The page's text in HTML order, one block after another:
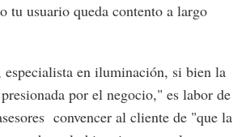
tu usuario queda contento a largo
especialista en iluminación, si bien la
por el negocio," es labor de
convencer al cliente de "que la